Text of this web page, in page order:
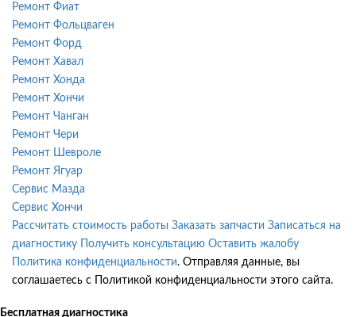
Ремонт Фиат
Ремонт Фольцваген
Ремонт Форд
Ремонт Хавал
Ремонт Хонда
Ремонт Хончи
Ремонт Чанган
Ремонт Чери
Ремонт Шевроле
Ремонт Ягуар
Сервис Мазда
Сервис Хончи
Рассчитать стоимость работы Заказать запчасти Записаться на
диагностику
Получить консультацию Оставить жалобу
Политика конфиденциальности. Отправляя данные, вы
соглашаетесь с Политикой конфиденциальности этого сайта.
Бесплатная диагностика